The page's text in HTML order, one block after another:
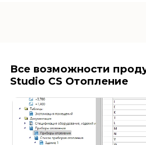
Все возможности
Studio CS Отопление